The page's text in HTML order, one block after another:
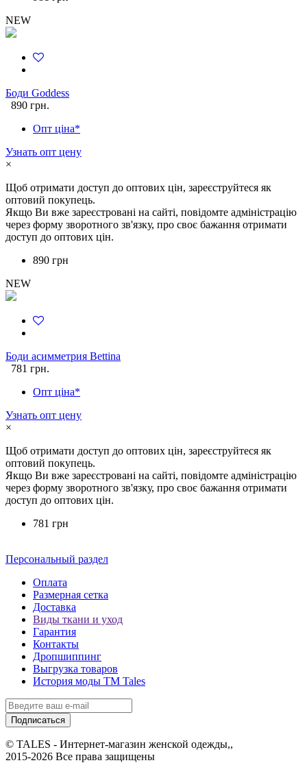
NEW
Боди Goddess
890 грн.
Опт ціна*
Узнать опт цену
×
Щоб отримати доступ до оптових цін, зареєструйтеся як
оптовий покупець.
Якщо Ви вже зареєстровані на сайті, повідомте адміністрацію
через форму зворотного зв'язку, про своє бажання отримати
доступ до оптових цін.
890 грн
NEW
Боди асимметрия Bettina
781 грн.
Опт ціна*
Узнать опт цену
×
Щоб отримати доступ до оптових цін, зареєструйтеся як
оптовий покупець.
Якщо Ви вже зареєстровані на сайті, повідомте адміністрацію
через форму зворотного зв'язку, про своє бажання отримати
доступ до оптових цін.
781 грн
Персональный раздел
Оплата
Размерная сетка
Доставка
Виды ткани и уход
Гарантия
Контакты
Дропшиппинг
Выгрузка товаров
История моды ТМ Tales
Подписаться
© TALES - Интернет-магазин женской одежды,,
2015-2026 Все права защищены